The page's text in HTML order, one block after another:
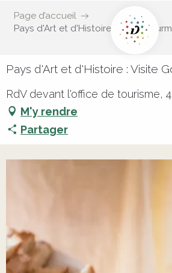
Page d’accueil
Pays d'Art et d'Histoire : Visite
Pays d'Art et d'Histoire : Visite
RdV devant l'office de tourisme,
M'y rendre
Partager